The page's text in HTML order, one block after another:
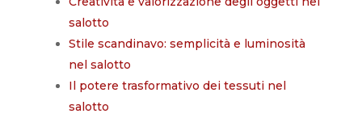
salotto
Stile scandinavo: semplicità e luminosità
nel salotto
Il potere trasformativo dei tessuti nel
salotto